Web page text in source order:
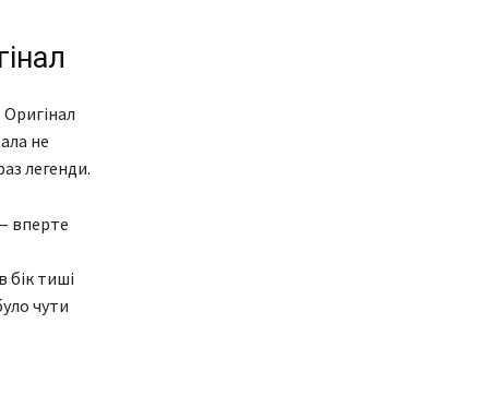
не
легенди.
вперте
бік тиші
чути